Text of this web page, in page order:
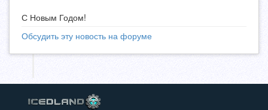
С Новым Годом!
Обсудить эту новость на форуме